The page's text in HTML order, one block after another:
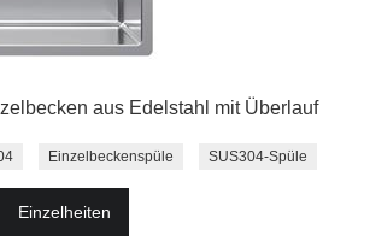
aus Edelstahl mit Überlauf
Einzelbeckenspüle SUS304-Spüle
Einzelheiten